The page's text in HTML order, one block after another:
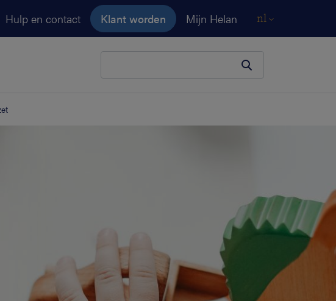
Hulp en contact Klant worden Mijn Helan nl